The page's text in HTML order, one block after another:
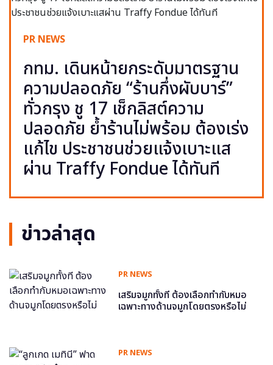
PR NEWS
กทม. เดินหน้ายกระดับมาตรฐาน
ความปลอดภัย “ร้านกึ่งผับบาร์”
ทั่วกรุง ชู 17 เช็กลิสต์ความ
ปลอดภัย ย้ำร้านไม่พร้อม ต้องเร่ง
แก้ไข ประชาชนช่วยแจ้งเบาะแส
ผ่าน Traffy Fondue ได้ทันที
ข่าวล่าสุด
PR NEWS
เสริมจมูกทั้งที ต้องเลือกทำกับหมอ
เฉพาะทางด้านจมูกโดยตรงหรือไม่
PR NEWS